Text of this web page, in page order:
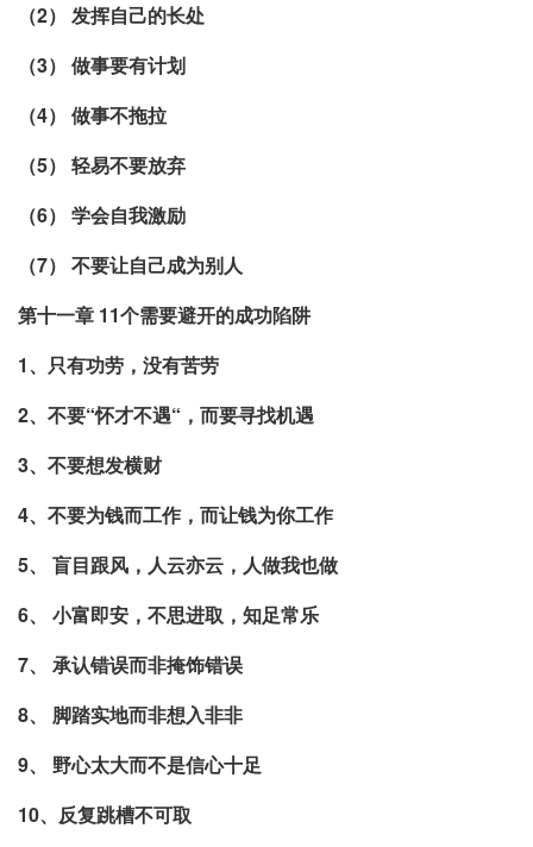
（2） 发挥自己的长处
（3） 做事要有计划
（4） 做事不拖拉
（5） 轻易不要放弃
（6） 学会自我激励
（7） 不要让自己成为别人
第十一章 11个需要避开的成功陷阱
1、只有功劳，没有苦劳
2、不要“怀才不遇“，而要寻找机遇
3、不要想发横财
4、不要为钱而工作，而让钱为你工作
5、 盲目跟风，人云亦云，人做我也做
6、 小富即安，不思进取，知足常乐
7、 承认错误而非掩饰错误
8、 脚踏实地而非想入非非
9、 野心太大而不是信心十足
10、反复跳槽不可取